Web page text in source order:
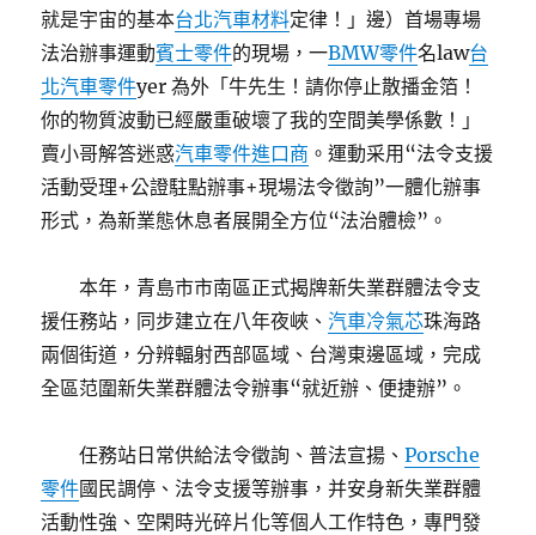
就是宇宙的基本台北汽車材料定律！」邊）首場專場
法治辦事運動賓士零件的現場，一BMW零件名law台
北汽車零件yer 為外「牛先生！請你停止散播金箔！
你的物質波動已經嚴重破壞了我的空間美學係數！」
賣小哥解答迷惑汽車零件進口商 。運動采用“法令支援
活動受理+公證駐點辦事+現場法令徵詢”一體化辦事
形式，為新業態休息者展開全方位“法治體檢”。
本年，青島市市南區正式揭牌新失業群體法令支
援任務站，同步建立在八年夜峽、汽車冷氣芯珠海路
兩個街道，分辨輻射西部區域、台灣東邊區域，完成
全區范圍新失業群體法令辦事“就近辦、便捷辦”。
任務站日常供給法令徵詢、普法宣揚、Porsche
零件國民調停、法令支援等辦事，并安身新失業群體
活動性強、空閑時光碎片化等個人工作特色，專門發